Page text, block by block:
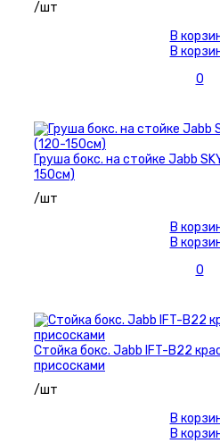
/шт
В
В
0
Груша бокс. на стойке Jabb
150см)
/шт
В
В
0
Стойка бокс. Jabb IFT-B22
присосками
/шт
В
В